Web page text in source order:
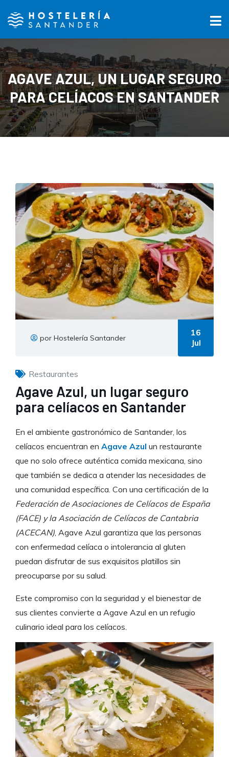
AGAVE AZUL, UN LUGAR SEGURO
PARA CELÍACOS EN SANTANDER
por Hostelería Santander
16
Jul
Restaurantes
Agave Azul, un lugar seguro
para celíacos en Santander
En el ambiente gastronómico de Santander, los
celíacos encuentran en Agave Azul un restaurante
que no solo ofrece auténtica comida mexicana, sino
que también se dedica a atender las necesidades de
una comunidad específica. Con una certificación de la
Federación de Asociaciones de Celíacos de España
(FACE) y la Asociación de Celíacos de Cantabria
(ACECAN) , Agave Azul garantiza que las personas
con enfermedad celíaca o intolerancia al gluten
puedan disfrutar de sus exquisitos platillos sin
preocuparse por su salud.
Este compromiso con la seguridad y el bienestar de
sus clientes convierte a Agave Azul en un refugio
culinario ideal para los celíacos.